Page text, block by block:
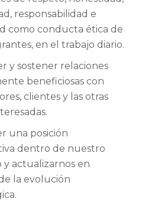
responsabilidad e
como conducta ética de
en el trabajo diario.
y sostener relaciones
beneficiosas con
clientes y las otras
una posición
dentro de nuestro
y actualizarnos en
la evolución